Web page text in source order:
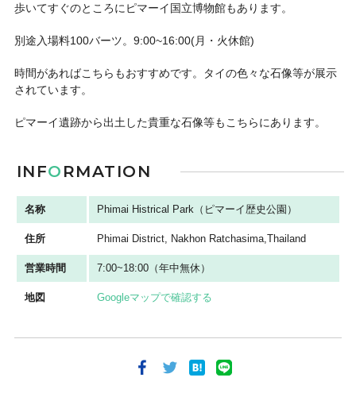
歩いてすぐのところにピマーイ国立博物館もあります。
別途入場料100バーツ。9:00~16:00(月・火休館)
時間があればこちらもおすすめです。タイの色々な石像等が展示
されています。
ピマーイ遺跡から出土した貴重な石像等もこちらにあります。
INFO RMATION
名称 Phimai Histrical Park（ピマーイ歴史公園）
住所 Phimai District, Nakhon Ratchasima,Thailand
営業時間 7:00~18:00（年中無休）
地図 Googleマップで確認する